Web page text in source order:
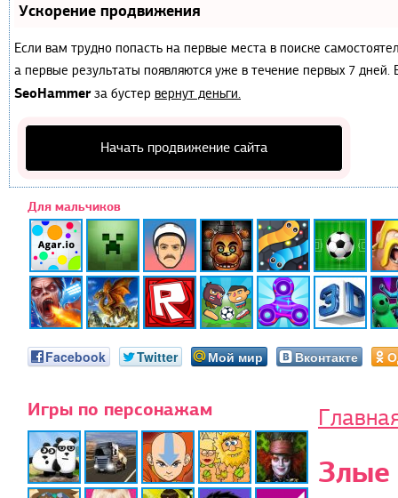
Ускорение продвижения
Если вам трудно попасть на первые места в поиске
а первые результаты появляются уже в течение первых 7
SeoHammerза бустер вернут деньги.
Начать продвижение сайта
Для мальчиков
Facebook Twitter Мой мир Вконтакте
Игры по персонажам
Злые